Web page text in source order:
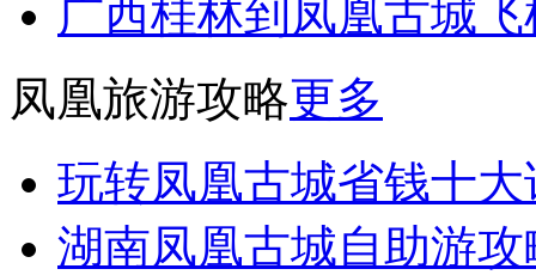
广西桂林到凤凰古城
凤凰旅游攻略更多
玩转凤凰古城省钱十
湖南凤凰古城自助游